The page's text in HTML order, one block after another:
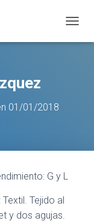
A
01/01/2018
G y L
Textil. Tejido al
y dos agujas.